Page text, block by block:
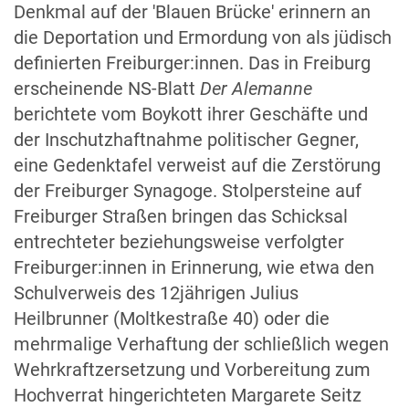
Denkmal auf der 'Blauen Brücke' erinnern an
die Deportation und Ermordung von als jüdisch
definierten Freiburger:innen. Das in Freiburg
erscheinende NS-Blatt Der Alemanne
berichtete vom Boykott ihrer Geschäfte und
der Inschutzhaftnahme politischer Gegner,
eine Gedenktafel verweist auf die Zerstörung
der Freiburger Synagoge. Stolpersteine auf
Freiburger Straßen bringen das Schicksal
entrechteter beziehungsweise verfolgter
Freiburger:innen in Erinnerung, wie etwa den
Schulverweis des 12jährigen Julius
Heilbrunner (Moltkestraße 40) oder die
mehrmalige Verhaftung der schließlich wegen
Wehrkraftzersetzung und Vorbereitung zum
Hochverrat hingerichteten Margarete Seitz